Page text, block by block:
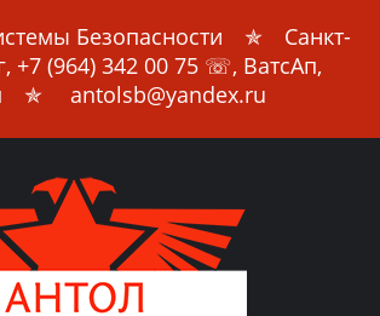
Безопасности ✯ Санкт-
+7 (964) 342 00 75 ☏, ВатсАп,
✯ antolsb@yandex.ru